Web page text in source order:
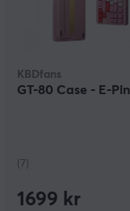
KBDfans
GT-80 Case - E-
(7)
1699 kr